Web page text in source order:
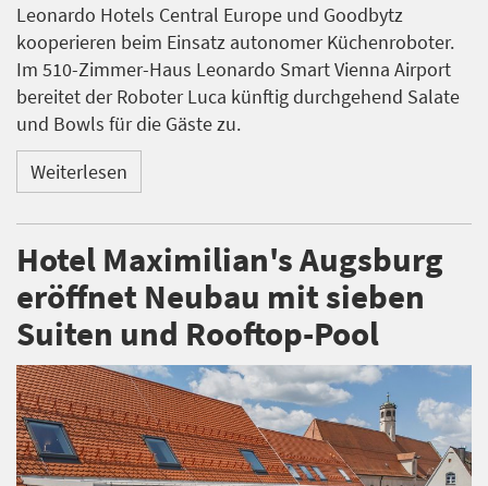
Leonardo Hotels Central Europe und Goodbytz
kooperieren beim Einsatz autonomer Küchenroboter.
Im 510-Zimmer-Haus Leonardo Smart Vienna Airport
bereitet der Roboter Luca künftig durchgehend Salate
und Bowls für die Gäste zu.
Weiterlesen
Hotel Maximilian's Augsburg
eröffnet Neubau mit sieben
Suiten und Rooftop-Pool